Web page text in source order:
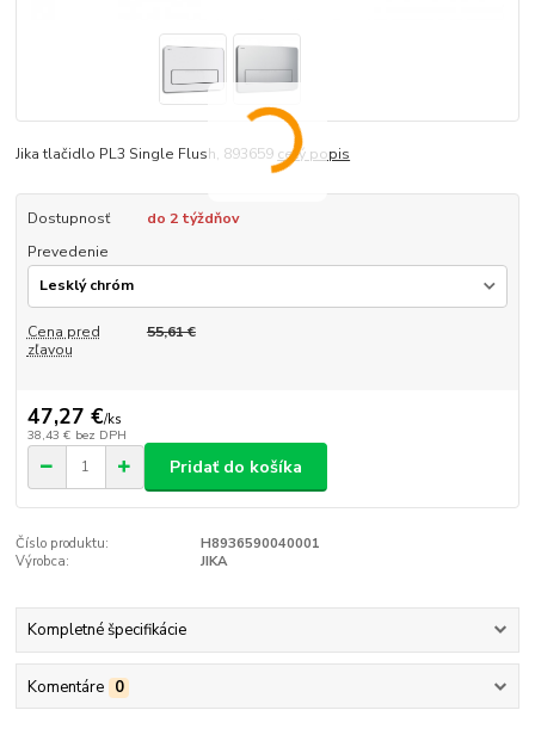
Jika tlačidlo PL3 Single Flush, 893659 celý popis
Dostupnosť
do 2 týždňov
Prevedenie
Cena pred
zľavou
55,61 €
47,27 €/ks
38,43 € bez DPH
Pridať do košíka
Číslo produktu:
H8936590040001
Výrobca:
JIKA
Kompletné špecifikácie
Komentáre 0